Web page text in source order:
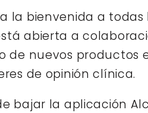
la bienvenida a todas
abierta a
de nuevos productos
de opinión clínica.
bajar la aplicación